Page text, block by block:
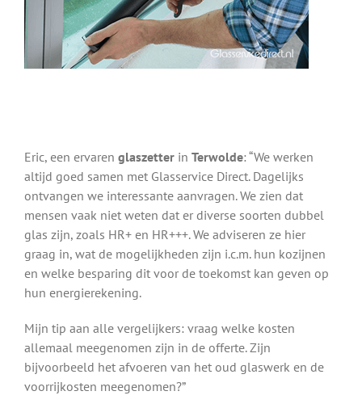
Eric, een ervaren glaszetter in Terwolde: “We werken
altijd goed samen met Glasservice Direct. Dagelijks
ontvangen we interessante aanvragen. We zien dat
mensen vaak niet weten dat er diverse soorten dubbel
glas zijn, zoals HR+ en HR+++. We adviseren ze hier
graag in, wat de mogelijkheden zijn i.c.m. hun kozijnen
en welke besparing dit voor de toekomst kan geven op
hun energierekening.
Mijn tip aan alle vergelijkers: vraag welke kosten
allemaal meegenomen zijn in de offerte. Zijn
bijvoorbeeld het afvoeren van het oud glaswerk en de
voorrijkosten meegenomen?”